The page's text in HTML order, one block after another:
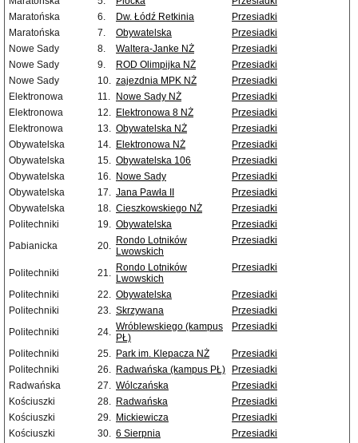
Maratońska
6. Dw. Łódź Retkinia
Przesiadki
Maratońska
7. Obywatelska
Przesiadki
Nowe Sady
8. Waltera-Janke NŻ
Przesiadki
Nowe Sady
9. ROD Olimpijka NŻ
Przesiadki
Nowe Sady
10. zajezdnia MPK NŻ
Przesiadki
Elektronowa
11. Nowe Sady NŻ
Przesiadki
Elektronowa
12. Elektronowa 8 NŻ
Przesiadki
Elektronowa
13. Obywatelska NŻ
Przesiadki
Obywatelska
14. Elektronowa NŻ
Przesiadki
Obywatelska
15. Obywatelska 106
Przesiadki
Obywatelska
16. Nowe Sady
Przesiadki
Obywatelska
17. Jana Pawła II
Przesiadki
Obywatelska
18. Cieszkowskiego NŻ
Przesiadki
Politechniki
19. Obywatelska
Przesiadki
Pabianicka
20. Rondo Lotników
Lwowskich
Przesiadki
Politechniki 21. Rondo Lotników
Lwowskich
Przesiadki
Politechniki 22. Obywatelska
Przesiadki
Politechniki
23. Skrzywana
Przesiadki
Politechniki
24. Wróblewskiego (kampus
PŁ)
Przesiadki
Politechniki 25. Park im. Klepacza NŻ
Przesiadki
Politechniki
26. Radwańska (kampus PŁ)
Przesiadki
Radwańska
27. Wólczańska
Przesiadki
Kościuszki
28. Radwańska
Przesiadki
Kościuszki
29. Mickiewicza
Przesiadki
Kościuszki
30. 6 Sierpnia
Przesiadki